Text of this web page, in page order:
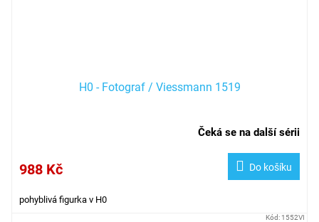
H0 - Fotograf / Viessmann 1519
Čeká se na další sérii
988 Kč Do košíku
pohyblivá figurka v H0
Kód: 1552VI